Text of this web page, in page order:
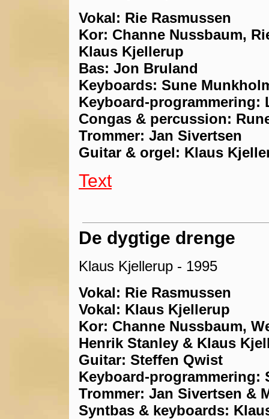
Vokal: Rie Rasmussen
Kor: Channe Nussbaum,
Klaus Kjellerup
Bas: Jon Bruland
Keyboards: Sune
Keyboard-programmering:
Congas & percussion:
Trommer: Jan Sivertsen
Guitar & orgel: Klaus
Text
De dygtige drenge
Klaus Kjellerup - 1995
Vokal: Rie Rasmussen
Vokal: Klaus Kjellerup
Kor: Channe Nussbaum,
Henrik Stanley & Klaus
Guitar: Steffen Qwist
Keyboard-programmering:
Trommer: Jan Sivertsen &
Syntbas & keyboards: